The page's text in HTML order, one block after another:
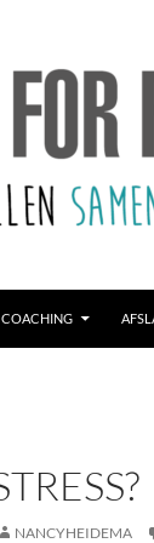
COACHING
NANCYHEIDEMA